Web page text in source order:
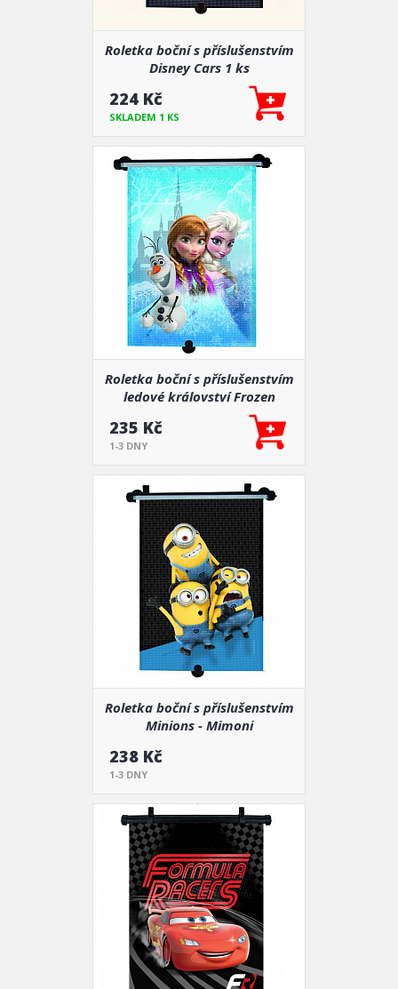
Roletka boční s příslušenstvím
Disney Cars 1 ks
224 Kč
SKLADEM 1 KS
Roletka boční s příslušenstvím
ledové království Frozen
235 Kč
1-3 DNY
Roletka boční s příslušenstvím
Minions - Mimoni
238 Kč
1-3 DNY